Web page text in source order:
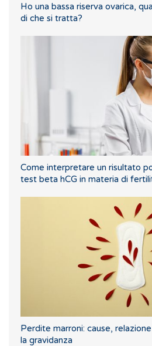
Ho una bassa riserva ovarica,
di che si tratta?
Come interpretare un risultato
test beta hCG in materia di
Perdite marroni: cause,
la gravidanza